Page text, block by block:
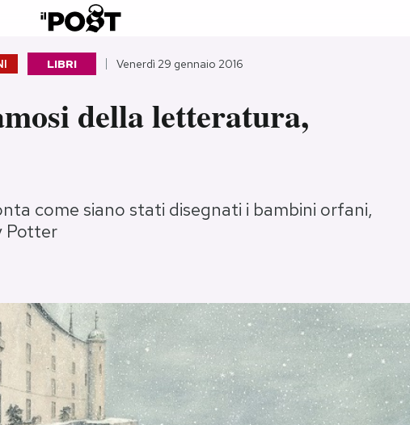
LIBRI Venerdì 29 gennaio 2016
della letteratura,
come siano stati disegnati i bambini orfani,
Potter